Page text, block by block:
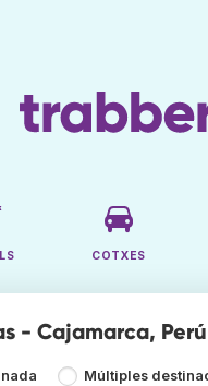
COTXES
- Cajamarca, Perú
Múltiples